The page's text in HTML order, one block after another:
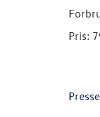
Pris: